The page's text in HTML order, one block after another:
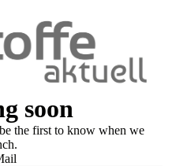
soon
the first to know when we